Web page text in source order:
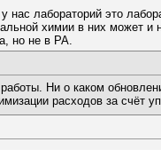
лабораторий это
химии в них может и
но не в РА.
Ни о каком
расходов за счёт